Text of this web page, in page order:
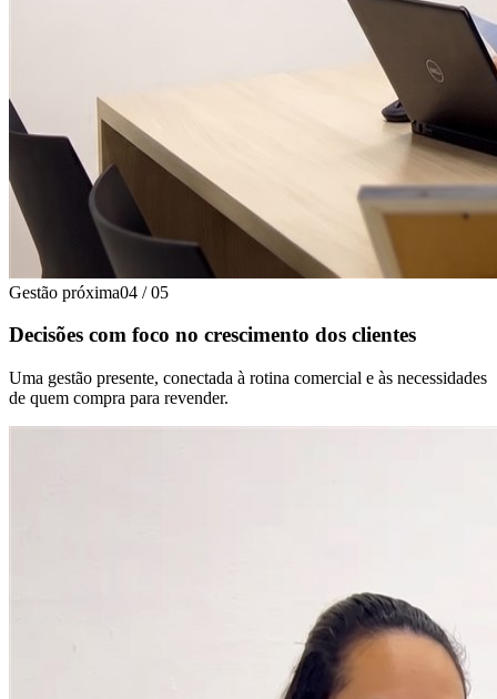
Gestão próxima04 / 05
Decisões com foco no crescimento dos clientes
Uma gestão presente, conectada à rotina comercial e às necessidades
de quem compra para revender.